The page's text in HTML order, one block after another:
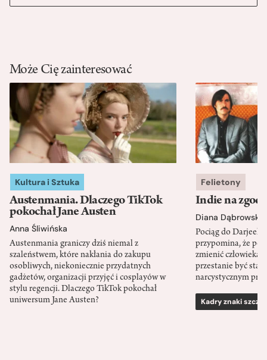
Może Cię zainteresować
Kultura i Sztuka
Austenmania. Dlaczego TikTok
pokochał Jane Austen
Anna Śliwińska
Austenmania graniczy dziś niemal z
szaleństwem, które nakłania do zakupu
osobliwych, niekoniecznie przydatnych
gadżetów, organizacji przyjęć i cosplayów w
stylu regencji. Dlaczego TikTok pokochał
uniwersum Jane Austen?
Felietony
Indie na
Diana Dąbrowska
Pociąg do
przypomina, że
zmienić człowieka
przestanie być
narcystycznym
Kadry znaki